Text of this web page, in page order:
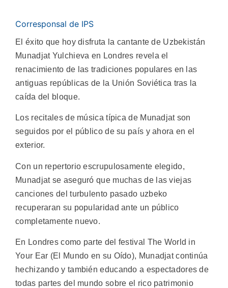
Corresponsal de IPS
El éxito que hoy disfruta la cantante de Uzbekistán
Munadjat Yulchieva en Londres revela el
renacimiento de las tradiciones populares en las
antiguas repúblicas de la Unión Soviética tras la
caída del bloque.
Los recitales de música típica de Munadjat son
seguidos por el público de su país y ahora en el
exterior.
Con un repertorio escrupulosamente elegido,
Munadjat se aseguró que muchas de las viejas
canciones del turbulento pasado uzbeko
recuperaran su popularidad ante un público
completamente nuevo.
En Londres como parte del festival The World in
Your Ear (El Mundo en su Oído), Munadjat continúa
hechizando y también educando a espectadores de
todas partes del mundo sobre el rico patrimonio